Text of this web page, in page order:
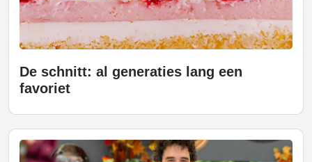
De schnitt: al generaties lang een
favoriet